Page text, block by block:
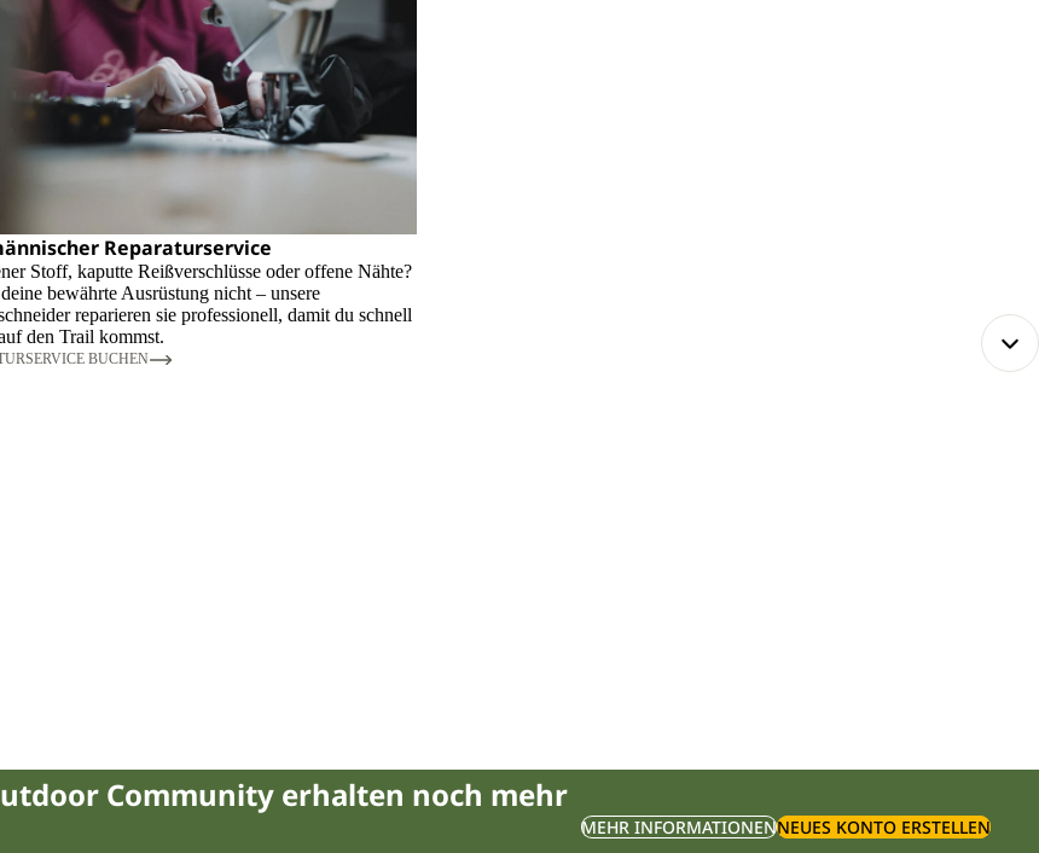
Reparaturservice
Stoff, kaputte Reißverschlüsse oder offene Nähte?
bewährte Ausrüstung nicht – unsere
reparieren sie professionell, damit du schnell
den Trail kommst.
BUCHEN
Community erhalten noch mehr
MEHR INFORMATIONENNEUES KONTO ERSTELLEN